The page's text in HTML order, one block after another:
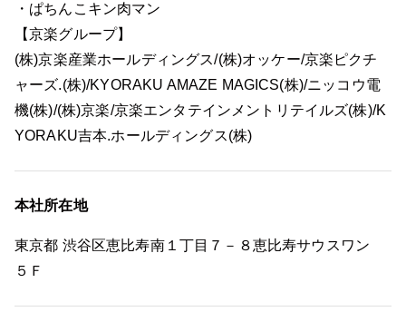
・ぱちんこキン肉マン
【京楽グループ】
(株)京楽産業ホールディングス/(株)オッケー/京楽ピクチ
ャーズ.(株)/KYORAKU AMAZE MAGICS(株)/ニッコウ電
機(株)/(株)京楽/京楽エンタテインメントリテイルズ(株)/K
YORAKU吉本.ホールディングス(株)
本社所在地
東京都 渋谷区恵比寿南１丁目７－８恵比寿サウスワン
５Ｆ